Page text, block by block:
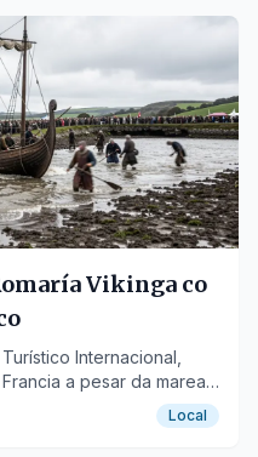
Vikinga co
Internacional,
a pesar da marea
Local